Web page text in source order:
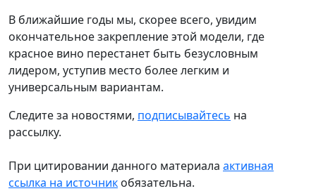
В ближайшие годы мы, скорее всего, увидим
окончательное закрепление этой модели, где
красное вино перестанет быть безусловным
лидером, уступив место более легким и
универсальным вариантам.
Следите за новостями, подписывайтесь на
рассылку.
При цитировании данного материала активная
ссылка на источник обязательна.